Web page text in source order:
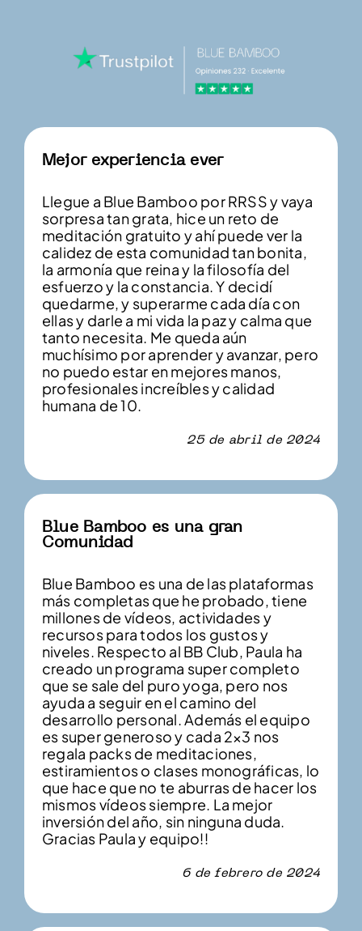
Mejor experiencia ever
Llegue a Blue Bamboo por RRSS y vaya
sorpresa tan grata, hice un reto de
meditación gratuito y ahí puede ver la
calidez de esta comunidad tan bonita,
la armonía que reina y la filosofía del
esfuerzo y la constancia. Y decidí
quedarme, y superarme cada día con
ellas y darle a mi vida la paz y calma que
tanto necesita. Me queda aún
muchísimo por aprender y avanzar, pero
no puedo estar en mejores manos,
profesionales increíbles y calidad
humana de 10.
25 de abril de 2024
Blue Bamboo es una gran
Comunidad
Blue Bamboo es una de las plataformas
más completas que he probado, tiene
millones de vídeos, actividades y
recursos para todos los gustos y
niveles. Respecto al BB Club, Paula ha
creado un programa super completo
que se sale del puro yoga, pero nos
ayuda a seguir en el camino del
desarrollo personal. Además el equipo
es super generoso y cada 2×3 nos
regala packs de meditaciones,
estiramientos o clases monográficas, lo
que hace que no te aburras de hacer los
mismos vídeos siempre. La mejor
inversión del año, sin ninguna duda.
Gracias Paula y equipo!!
6 de febrero de 2024